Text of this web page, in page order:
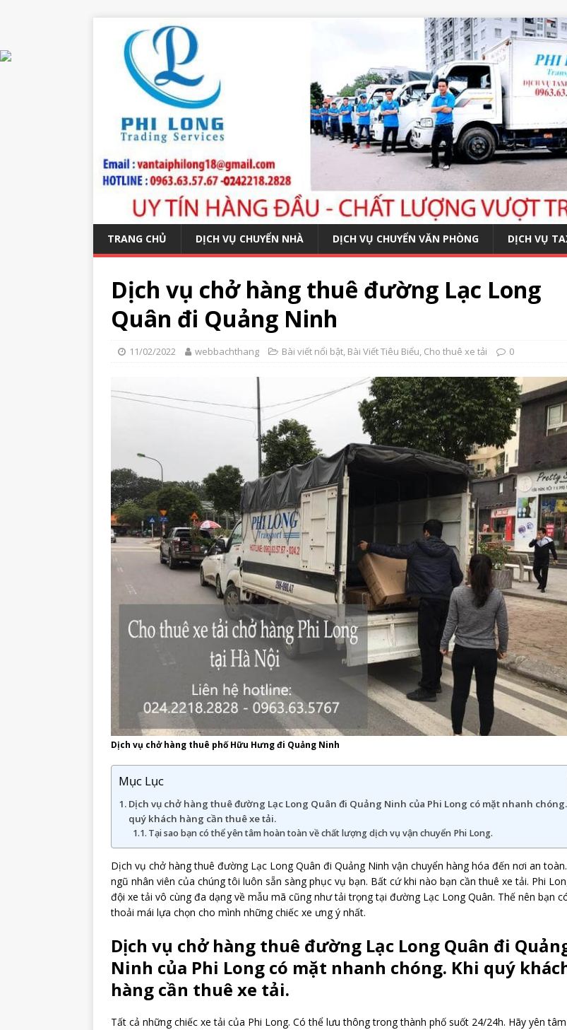
TRANG CHỦ DỊCH VỤ CHUYỂN NHÀ DỊCH VỤ CHUYỂN VĂN PHÒNG DỊCH VỤ
Dịch vụ chở hàng thuê đường Lạc Long
Quân đi Quảng Ninh
11/02/2022 webbachthang Bài viết nổi bật, Bài Viết Tiêu Biểu, Cho thuê xe tải 0
Dịch vụ chở hàng thuê phố Hữu Hưng đi Quảng Ninh
Mục Lục
Dịch vụ chở hàng thuê đường Lạc Long Quân đi Quảng Ninh của Phi Long có mặt nhanh
quý khách hàng cần thuê xe tải.
Tại sao bạn có thể yên tâm hoàn toàn về chất lượng dịch vụ vận chuyển Phi Long.
Dịch vụ chở hàng thuê đường Lạc Long Quân đi Quảng Ninh vận chuyển hàng hóa đến nơi an
ngũ nhân viên của chúng tôi luôn sẵn sàng phục vụ bạn. Bất cứ khi nào bạn cần thuê xe tải. Phi
đội xe tải vô cùng đa dạng về mẫu mã cũng như tải trọng tại đường Lạc Long Quân. Thế nên bạn
thoải mái lựa chọn cho mình những chiếc xe ưng ý nhất.
Dịch vụ chở hàng thuê đường Lạc Long Quân đi
Ninh của Phi Long có mặt nhanh chóng. Khi quý
hàng cần thuê xe tải.
Tất cả những chiếc xe tải của Phi Long. Có thể lưu thông trong thành phố suốt 24/24h. Hãy yên